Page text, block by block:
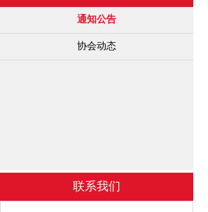
通知公告
协会动态
联系我们